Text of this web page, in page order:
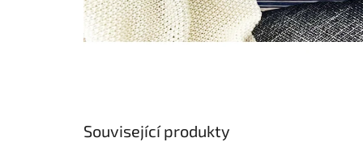
Související produkty